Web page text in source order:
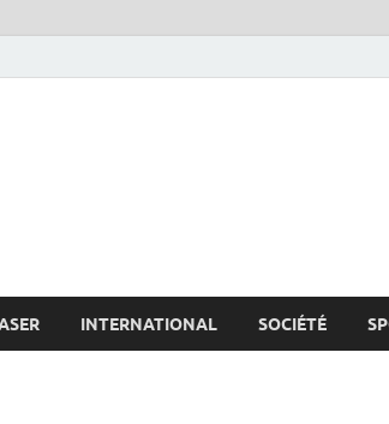
INTERNATIONAL SOCIÉTÉ